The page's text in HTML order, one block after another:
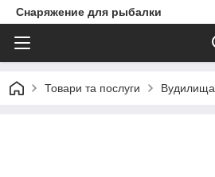
Снаряжение для рыбалки
Товари та послуги Вудилища